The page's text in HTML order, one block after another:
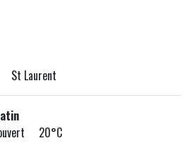
St Laurent
20°C